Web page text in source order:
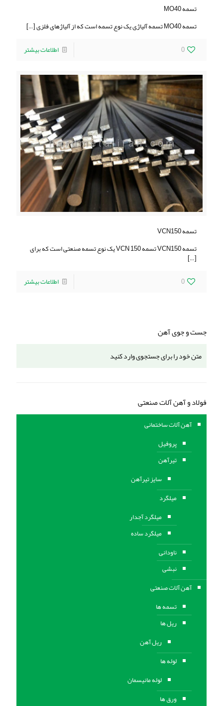
تسمه MO40
تسمه MO40 تسمه آلیاژی یک نوع تسمه است که از آلیاژهای فلزی
[…]
0
اطلاعات بیشتر
تسمه VCN150
تسمه VCN150 تسمه VCN 150 یک نوع تسمه صنعتی است که برای
[…]
0
اطلاعات بیشتر
جست و جوی آهن
فولاد و آهن آلات صنعتی
آهن آلات ساختمانی
پروفیل
تیرآهن
سایز تیرآهن
میلگرد
میلگرد آجدار
میلگرد ساده
ناودانی
نبشی
آهن آلات صنعتی
تسمه ها
ریل ها
ریل آهن
لوله ها
لوله مانیسمان
ورق ها